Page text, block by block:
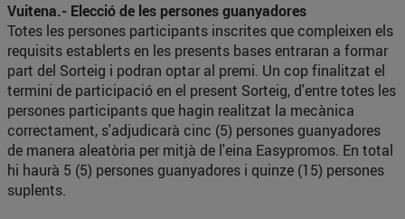
Vuitena.- Elecció de les persones guanyadores
Totes les persones participants inscrites que compleixen els
requisits establerts en les presents bases entraran a formar
part del Sorteig i podran optar al premi. Un cop finalitzat el
termini de participació en el present Sorteig, d'entre totes les
persones participants que hagin realitzat la mecànica
correctament, s'adjudicarà cinc (5) persones guanyadores
de manera aleatòria per mitjà de l'eina Easypromos. En total
hi haurà 5 (5) persones guanyadores i quinze (15) persones
suplents.